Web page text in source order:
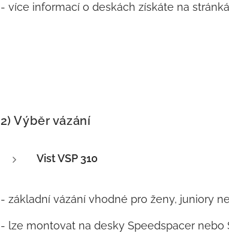
- více informací o deskách získáte na
2) Výběr vázání
Vist VSP 310
- základní vázání vhodné pro ženy, juniory
- lze montovat na desky Speedspacer nebo